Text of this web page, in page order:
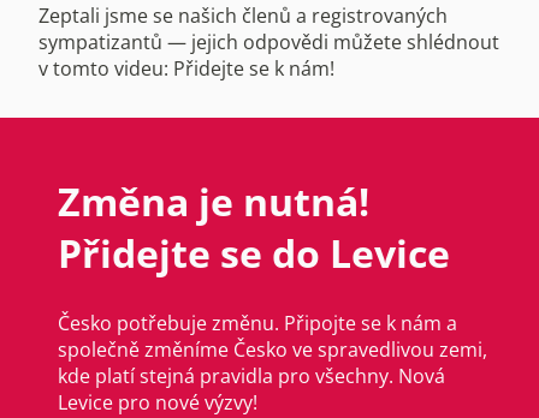
Zeptali jsme se našich členů a registrovaných
sympatizantů ― jejich odpovědi můžete shlédnout
v tomto videu: Přidejte se k nám!
Změna je nutná!
Přidejte se do Levice
Česko potřebuje změnu. Připojte se k nám a
společně změníme Česko ve spravedlivou zemi,
kde platí stejná pravidla pro všechny. Nová
Levice pro nové výzvy!